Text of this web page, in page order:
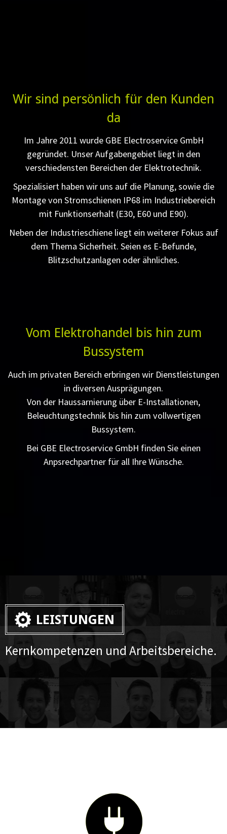
Wir sind persönlich für den Kunden
da
Im Jahre 2011 wurde GBE Electroservice GmbH
gegründet. Unser Aufgabengebiet liegt in den
verschiedensten Bereichen der Elektrotechnik.
Spezialisiert haben wir uns auf die Planung, sowie die
Montage von Stromschienen IP68 im Industriebereich
mit Funktionserhalt (E30, E60 und E90).
Neben der Industrieschiene liegt ein weiterer Fokus auf
dem Thema Sicherheit. Seien es E-Befunde,
Blitzschutzanlagen oder ähnliches.
Vom Elektrohandel bis hin zum
Bussystem
Auch im privaten Bereich erbringen wir Dienstleistungen
in diversen Ausprägungen.
Von der Haussarnierung über E-Installationen,
Beleuchtungstechnik bis hin zum vollwertigen
Bussystem.
Bei GBE Electroservice GmbH finden Sie einen
Anpsrechpartner für all Ihre Wünsche.
LEISTUNGEN
Kernkompetenzen und Arbeitsbereiche.